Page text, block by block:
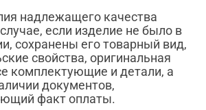
надлежащего качества
если изделие не было в
сохранены его товарный вид,
свойства, оригинальная
комплектующие и детали, а
документов,
факт оплаты.